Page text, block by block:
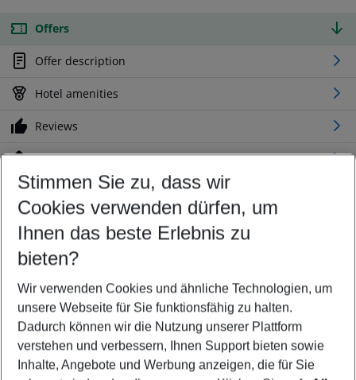
Offers
Offer description
Hotel amenities
Reviews
Location
Customize your offer
Find the perfect deal which suits your best
Your departure airport
Any airport
Select your date range
10/08/26–08/08/27 5-8 nights
Who will travel
2 adults No children
Stimmen Sie zu, dass wir
Cookies verwenden dürfen, um
Ihnen das beste Erlebnis zu
bieten?
Wir verwenden Cookies und ähnliche Technologien, um
unsere Webseite für Sie funktionsfähig zu halten.
Dadurch können wir die Nutzung unserer Plattform
verstehen und verbessern, Ihnen Support bieten sowie
Inhalte, Angebote und Werbung anzeigen, die für Sie